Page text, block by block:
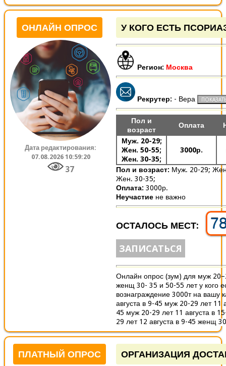
ОНЛАЙН ОПРОС
Дата редактирования:
07.08.2026 10:59:20
37
У КОГО ЕСТЬ
Регион: Москва
Рекрутер: - Вера
Пол и
возраст
Оплата
Муж. 20-29;
Жен. 50-55;
Жен. 30-35;
3000р.
Пол и возраст: Муж. 20-29;
Жен. 30-35;
Оплата: 3000р.
Неучастие не важно
ОСТАЛОСЬ МЕСТ:
ЗАПИСАТЬСЯ
Онлайн опрос (зум) для муж
женщ 30- 35 и 50-55 лет у кого
вознаграждение 3000т на вашу
августа в 9-45 муж 20-29 лет 11
45 муж 20-29 лет 11 августа в
29 лет 12 августа в 9-45 женщ
ПЛАТНЫЙ ОПРОС ОРГАНИЗАЦИЯ